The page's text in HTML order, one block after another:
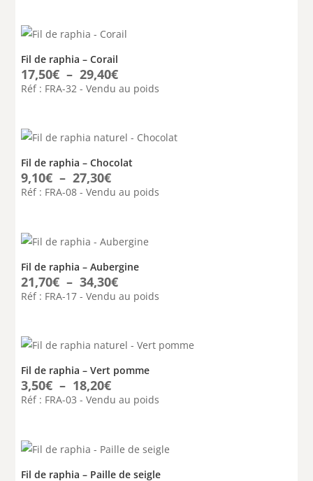
Fil de raphia – Corail
17,50€ – 29,40€Plage
de
prix :
Réf : FRA-32 - Vendu au poids
Fil de raphia – Chocolat
9,10€ – 27,30€Plage
de
prix :
Réf : FRA-08 - Vendu au poids
Fil de raphia – Aubergine
21,70€ – 34,30€Plage
de
prix :
Réf : FRA-17 - Vendu au poids
Fil de raphia – Vert pomme
3,50€ – 18,20€Plage
de
prix :
Réf : FRA-03 - Vendu au poids
Fil de raphia – Paille de seigle